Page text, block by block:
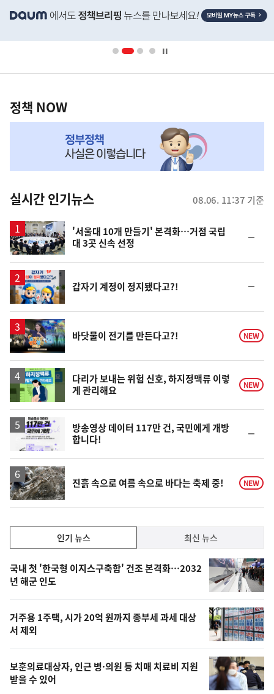
단
영
책
NOW,
뉴
스
정책 NOW
실시간 인기뉴스 08.06. 11:37 기준
'서울대 10개 만들기' 본격화…거점 국립
대 3곳 신속 선정
일
갑자기 계정이 정지됐다고?!
일
영
상
바닷물이 전기를 만든다고?! NEW
다리가 보내는 위험 신호, 하지정맥류 이렇
게 관리해요
NEW
방송영상 데이터 117만 건, 국민에게 개방
합니다!
일
진흙 속으로 여름 속으로 바다는 축제 중! NEW
기,
최
신,
오
늘
의
영
상
인기 뉴스 최신 뉴스
기
뉴
스
국내 첫 '한국형 이지스구축함' 건조 본격화…2032
년 해군 인도
거주용 1주택, 시가 20억 원까지 종부세 과세 대상
서 제외
보훈의료대상자, 인근 병·의원 등 치매 치료비 지원
받을 수 있어